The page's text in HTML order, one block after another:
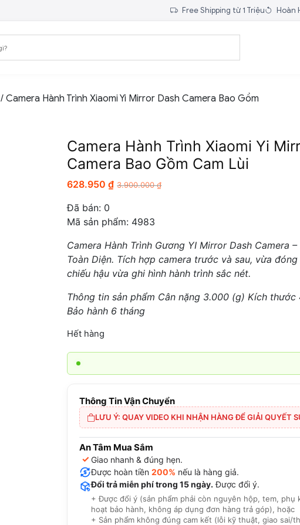
Free Shipping từ 1 Triệu Hoàn
/ Camera Hành Trình Xiaomi Yi Mirror Dash Camera Bao Gồm
Camera Hành Trình Xiaomi Yi
Camera Bao Gồm Cam Lùi
628.950₫ 3.900.000₫
Đã bán: 0
Mã sản phẩm: 4983
Camera Hành Trình Gương YI Mirror Dash Camera
Toàn Diện. Tích hợp camera trước và sau, vừa
chiếu hậu vừa ghi hình hành trình sắc nét.
Thông tin sản phẩm Cân nặng 3.000 (g) Kích
Bảo hành 6 tháng
Hết hàng
Thông Tin Vận Chuyển
LƯU Ý: QUAY VIDEO KHI NHẬN HÀNG ĐỂ GIẢI QUYẾT
An Tâm Mua Sắm
✓ Giao nhanh & đúng hẹn.
Được hoàn tiền200% nếu là hàng giả.
Đổi trả miễn phí trong 15 ngày. Được đổi ý.
+ Được đổi ý (sản phẩm phải còn nguyên hộp, tem, phụ
hoạt bảo hành, không áp dụng đơn hàng trả góp), hoặc
+ Sản phẩm không đúng cam kết (lỗi kỹ thuật, giao sai/